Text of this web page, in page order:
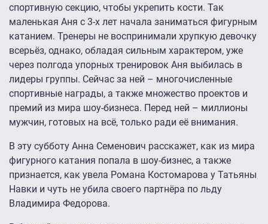
спортивную секцию, чтобы укрепить кости. Так
маленькая Аня с 3-х лет начала заниматься фигурным
катанием. Тренеры не воспринимали хрупкую девочку
всерьёз, однако, обладая сильным характером, уже
через полгода упорных тренировок Аня выбилась в
лидеры группы. Сейчас за ней – многочисленные
спортивные награды, а также множество проектов и
премий из мира шоу-бизнеса. Перед ней – миллионы
мужчин, готовых на всё, только ради её внимания.
В эту субботу Анна Семенович расскажет, как из мира
фигурного катания попала в шоу-бизнес, а также
признается, как увела Романа Костомарова у Татьяны
Навки и чуть не убила своего партнёра по льду
Владимира Федорова.